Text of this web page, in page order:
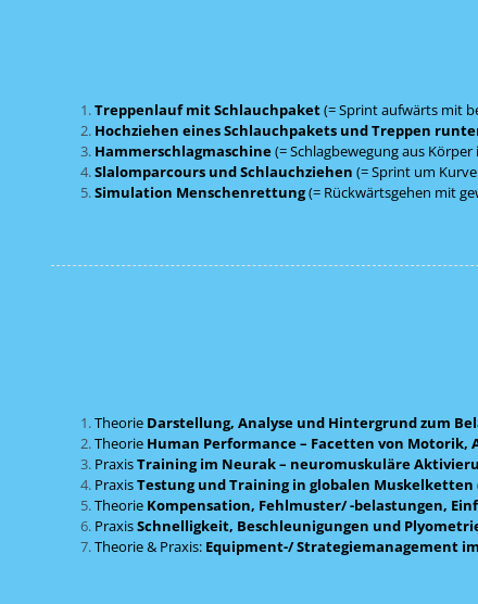
Treppenlauf mit Schlauchpaket(= Sprint aufwärts mit
Hochziehen eines Schlauchpakets und Treppen
Hammerschlagmaschine(= Schlagbewegung aus Körper
Slalomparcours und Schlauchziehen (= Sprint um
Simulation Menschenrettung(= Rückwärtsgehen mit
Theorie Darstellung, Analyse und Hintergrund zum
Theorie Human Performance – Facetten von
PraxisTraining im Neurak – neuromuskuläre
PraxisTestung und Training in globalen Muskelketten
Theorie Kompensation, Fehlmuster/ -belastungen,
PraxisSchnelligkeit, Beschleunigungen und
Theorie & Praxis: Equipment-/ Strategiemanagement